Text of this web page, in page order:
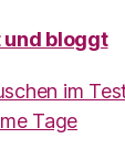
bloggt
im
Tage